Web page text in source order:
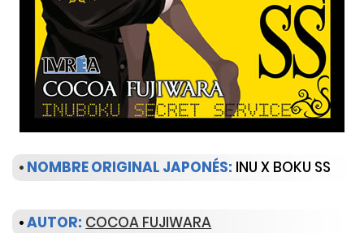
• NOMBRE ORIGINAL JAPONÉS: INU X BOKU SS
•AUTOR: COCOA FUJIWARA